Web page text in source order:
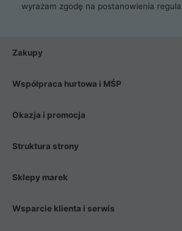
wyrażam zgodę na postanowienia
Zakupy
Współpraca hurtowa i MŚP
Okazja i promocja
Struktura strony
Sklepy marek
Wsparcie klienta i serwis